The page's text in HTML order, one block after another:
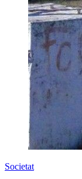
Societat